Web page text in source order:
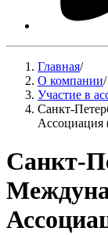
Главная/
О компании/
Участие в
Санкт-
Санкт-